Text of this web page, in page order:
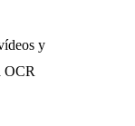
y
OCR